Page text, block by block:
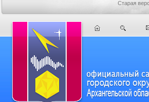
Старая